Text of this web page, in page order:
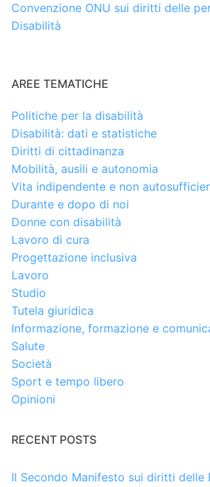
Convenzione ONU sui diritti delle
Disabilità
AREE TEMATICHE
Politiche per la disabilità
Disabilità: dati e statistiche
Diritti di cittadinanza
Mobilità, ausili e autonomia
Vita indipendente e non
Durante e dopo di noi
Donne con disabilità
Lavoro di cura
Progettazione inclusiva
Lavoro
Studio
Tutela giuridica
Informazione, formazione e
Salute
Società
Sport e tempo libero
Opinioni
RECENT POSTS
Il Secondo Manifesto sui diritti delle